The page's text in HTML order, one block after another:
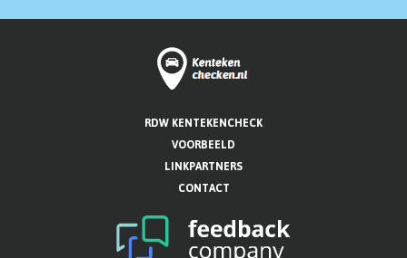
RDW KENTEKENCHECK
VOORBEELD
LINKPARTNERS
CONTACT